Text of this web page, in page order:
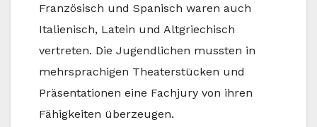
Französisch und Spanisch waren auch
Italienisch, Latein und Altgriechisch
vertreten. Die Jugendlichen mussten in
mehrsprachigen Theaterstücken und
Präsentationen eine Fachjury von ihren
Fähigkeiten überzeugen.